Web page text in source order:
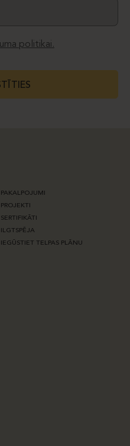
politikai.
PAKALPOJUMI
PROJEKTI
SERTIFIKĀTI
ILGTSPĒJA
IEGŪSTIET TELPAS PLĀNU